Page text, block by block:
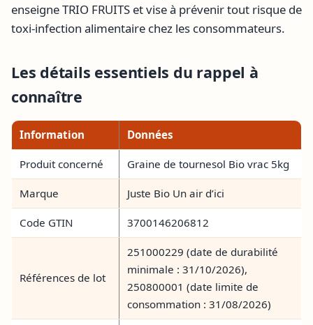
enseigne TRIO FRUITS et vise à prévenir tout risque de
toxi-infection alimentaire chez les consommateurs.
Les détails essentiels du rappel à
connaître
Information Données
Produit concerné Graine de tournesol Bio vrac 5kg
Marque Juste Bio Un air d’ici
Code GTIN 3700146206812
Références de lot
251000229 (date de durabilité
minimale : 31/10/2026),
250800001 (date limite de
consommation : 31/08/2026)